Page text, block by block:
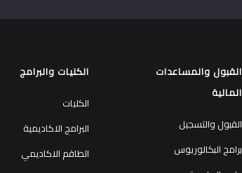
القبول والمساعدات
المالية
القبول والتسجيل
برامج البكالوريوس
الكليات والبرامج
الكليات
البرامج الاكاديمية
الطاقم الاكاديمي